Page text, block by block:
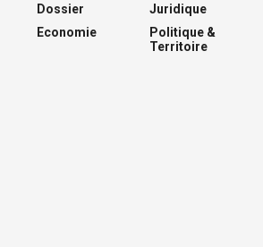
Dossier
Economie
Juridique
Politique &
Territoire